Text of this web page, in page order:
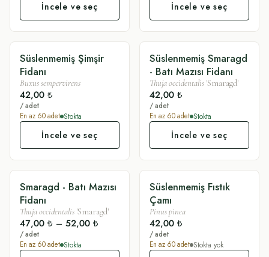
İncele ve seç İncele ve seç
SADE
Süslenmemiş Şimşir
Fidanı
Buxus sempervirens
42,00 ₺
/ adet
En az 60adet Stokta
İncele ve seç
SADE
Süslenmemiş Smaragd
- Batı Mazısı Fidanı
Thuja occidentalis 'Smaragd'
42,00 ₺
/ adet
En az 60adet Stokta
İncele ve seç
SÜSLÜ
Smaragd - Batı Mazısı
Fidanı
Thuja occidentalis 'Smaragd'
47,00 ₺ – 52,00 ₺
/ adet
En az 60adet Stokta
SADE
Süslenmemiş Fıstık
Çamı
Pinus pinea
42,00 ₺
/ adet
En az 60adet Stokta yok